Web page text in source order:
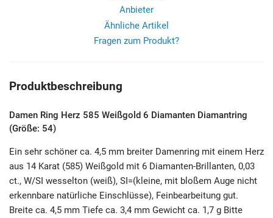
Anbieter
Ähnliche Artikel
Fragen zum Produkt?
Produktbeschreibung
Damen Ring Herz 585 Weißgold 6 Diamanten Diamantring
(Größe: 54)
Ein sehr schöner ca. 4,5 mm breiter Damenring mit einem Herz
aus 14 Karat (585) Weißgold mit 6 Diamanten-Brillanten, 0,03
ct., W/SI wesselton (weiß), SI=(kleine, mit bloßem Auge nicht
erkennbare natürliche Einschlüsse), Feinbearbeitung gut.
Breite ca. 4,5 mm Tiefe ca. 3,4 mm Gewicht ca. 1,7 g Bitte